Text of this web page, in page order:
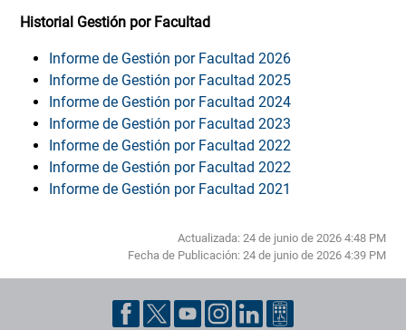
Historial Gestión por Facultad
Informe de Gestión por Facultad 2026
Informe de Gestión por Facultad 2025
Informe de Gestión por Facultad 2024
Informe de Gestión por Facultad 2023
Informe de Gestión por Facultad 2022
Informe de Gestión por Facultad 2022
Informe de Gestión por Facultad 2021
Actualizada: 24 de junio de 2026 4:48 PM
Fecha de Publicación: 24 de junio de 2026 4:39 PM
Pie de página con información de contacto, redes sociales y datos